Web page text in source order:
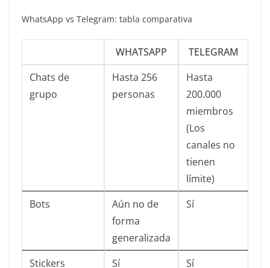
WhatsApp vs Telegram: tabla comparativa
WHATSAPP
TELEGRAM
Chats de
grupo
Hasta 256
personas
Hasta
200.000
miembros
(Los
canales no
tienen
límite)
Bots
Aún no de
forma
generalizada
Sí
Stickers Sí Sí